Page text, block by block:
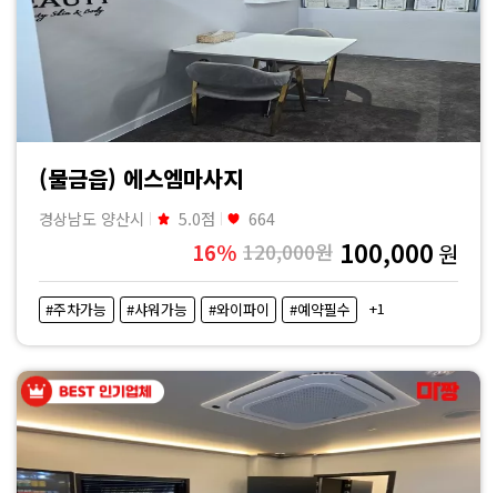
(물금읍) 에스엠마사지
경상남도 양산시 5.0점 664
16% 120,000원 100,000 원
#주차가능 #샤워가능 #와이파이 #예약필수 +1